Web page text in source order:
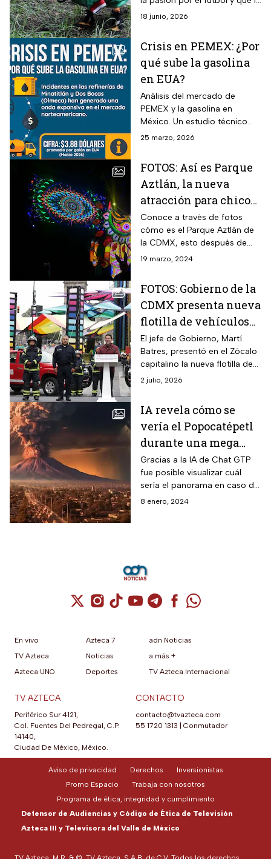
internacional
imaginación de los mexicanos
18 junio, 2026
Crisis en PEMEX: ¿Por
qué sube la gasolina
en EUA?
Análisis del mercado de
PEMEX y la gasolina en
México. Un estudio técnico
sobre la producción nacional
25 marzo, 2026
FOTOS: Así es Parque
Aztlán, la nueva
atracción para chicos
y grandes en CDMX
Conoce a través de fotos
cómo es el Parque Aztlán de
la CDMX, esto después de
estar cerrado durante tantos
19 marzo, 2024
FOTOS: Gobierno de la
CDMX presenta nueva
flotilla de vehículos
de los Bomberos
El jefe de Gobierno, Martí
Batres, presentó en el Zócalo
capitalino la nueva flotilla de
vehículos oficiales del Heróico
2 julio, 2026
IA revela cómo se
vería el Popocatépetl
durante una mega
erupción
Gracias a la IA de Chat GTP
fue posible visualizar cuál
sería el panorama en caso de
que el volcán Popocatépetl
8 enero, 2024
Cuenta de X / Twitter (se abre en una
Cuenta de Instagram (se abre en una
Cuenta de TikTok (se abre en
Cuenta de YouTube (se abre
Cuenta de Telegram (se
Cuenta de
Cuenta de
En vivo
TV Azteca
Azteca UNO
Azteca 7
Noticias
Deportes
adn Noticias
a más +
TV Azteca Internacional
TV AZTECA
Periférico Sur 4121,
Col. Fuentes Del Pedregal, C.P.
14140,
Ciudad De México, México.
CONTACTO
contacto@tvazteca.com
55 1720 1313 | Conmutador
Aviso de privacidad Derechos
Inversionistas
Promo Espacio
Trabaja con nosotros
Programa de ética, integridad y cumplimiento
Defensor de Audiencias y Código de Ética de Televisión
Azteca III y Televisora del Valle de México